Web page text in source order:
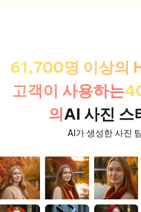
61,700명 이상의
고객이 사용하는
의AI 사진 스
AI가 생성한 사진